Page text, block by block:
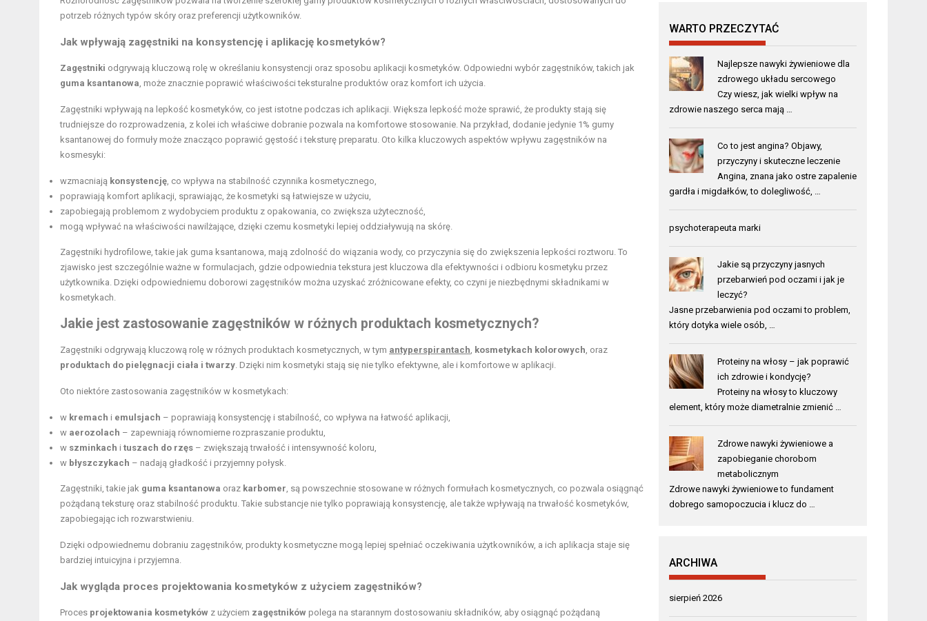
potrzeb różnych typów skóry oraz preferencji użytkowników.
Jak wpływają zagęstniki na konsystencję i aplikację kosmetyków?
Zagęstniki odgrywają kluczową rolę w określaniu konsystencji oraz sposobu aplikacji kosmetyków. Odpowiedni wybór zagęstników, takich jak
guma ksantanowa , może znacznie poprawić właściwości teksturalne produktów oraz komfort ich użycia.
Zagęstniki wpływają na lepkość kosmetyków, co jest istotne podczas ich aplikacji. Większa lepkość może sprawić, że produkty stają się
trudniejsze do rozprowadzenia, z kolei ich właściwe dobranie pozwala na komfortowe stosowanie. Na przykład, dodanie jedynie 1% gumy
ksantanowej do formuły może znacząco poprawić gęstość i teksturę preparatu. Oto kilka kluczowych aspektów wpływu zagęstników na
kosmesyki:
wzmacniają konsystencję , co wpływa na stabilność czynnika kosmetycznego,
poprawiają komfort aplikacji, sprawiając, że kosmetyki są łatwiejsze w użyciu,
zapobiegają problemom z wydobyciem produktu z opakowania, co zwiększa użyteczność,
mogą wpływać na właściwości nawilżające , dzięki czemu kosmetyki lepiej oddziaływują na skórę.
Zagęstniki hydrofilowe, takie jak guma ksantanowa, mają zdolność do wiązania wody, co przyczynia się do zwiększenia lepkości roztworu. To
zjawisko jest szczególnie ważne w formulacjach, gdzie odpowiednia tekstura jest kluczowa dla efektywności i odbioru kosmetyku przez
użytkownika. Dzięki odpowiedniemu doborowi zagęstników można uzyskać zróżnicowane efekty, co czyni je niezbędnymi składnikami w
kosmetykach.
Jakie jest zastosowanie zagęstników w różnych produktach kosmetycznych?
Zagęstniki odgrywają kluczową rolę w różnych produktach kosmetycznych, w tym antyperspirantach kosmetykach kolorowych , oraz
produktach do pielęgnacji ciała i twarzy . Dzięki nim kosmetyki stają się nie tylko efektywne, ale i komfortowe w aplikacji.
Oto niektóre zastosowania zagęstników w kosmetykach:
w kremach i emulsjach – poprawiają konsystencję i stabilność, co wpływa na łatwość aplikacji,
w aerozolach – zapewniają równomierne rozpraszanie produktu,
w szminkach i tuszach do rzęs – zwiększają trwałość i intensywność koloru,
w błyszczykach – nadają gładkość i przyjemny połysk.
Zagęstniki, takie jak guma ksantanowa oraz karbomer , są powszechnie stosowane w różnych formułach kosmetycznych, co pozwala osiągnąć
pożądaną teksturę oraz stabilność produktu. Takie substancje nie tylko poprawiają konsystencję, ale także wpływają na trwałość kosmetyków,
zapobiegając ich rozwarstwieniu.
Dzięki odpowiednemu dobraniu zagęstników, produkty kosmetyczne mogą lepiej spełniać oczekiwania użytkowników, a ich aplikacja staje się
bardziej intuicyjna i przyjemna.
Jak wygląda proces projektowania kosmetyków z użyciem zagęstników?
Proces projektowania kosmetyków z użyciem zagęstników polega na starannym dostosowaniu składników, aby osiągnąć pożądaną
WARTO PRZECZYTAĆ
Najlepsze nawyki żywieniowe dla
zdrowego układu sercowego
Czy wiesz, jak wielki wpływ na
zdrowie naszego serca mają …
Co to jest angina? Objawy,
przyczyny i skuteczne leczenie
Angina, znana jako ostre zapalenie
gardła i migdałków, to dolegliwość, …
psychoterapeuta marki
Jakie są przyczyny jasnych
przebarwień pod oczami i jak je
leczyć?
Jasne przebarwienia pod oczami to problem,
który dotyka wiele osób, …
Proteiny na włosy – jak poprawić
ich zdrowie i kondycję?
Proteiny na włosy to kluczowy
element, który może diametralnie zmienić …
Zdrowe nawyki żywieniowe a
zapobieganie chorobom
metabolicznym
Zdrowe nawyki żywieniowe to fundament
dobrego samopoczucia i klucz do …
ARCHIWA
sierpień 2026